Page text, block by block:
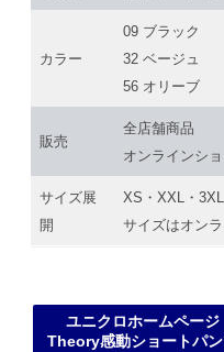
カラー
09 ブラック
32 ベージュ
56 オリーブ
販売
全店舗商品
オンラインシ
サイズ展
開
XS・XXL・
サイズはオン
ユニクロホームページ
Theory感動ショートパ